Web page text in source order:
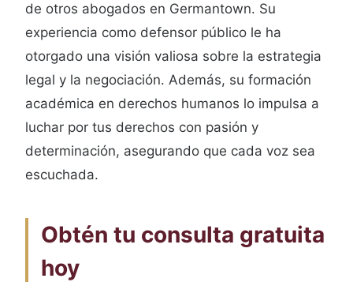
de otros abogados en Germantown. Su
experiencia como defensor público le ha
otorgado una visión valiosa sobre la estrategia
legal y la negociación. Además, su formación
académica en derechos humanos lo impulsa a
luchar por tus derechos con pasión y
determinación, asegurando que cada voz sea
escuchada.
Obtén tu consulta gratuita
hoy